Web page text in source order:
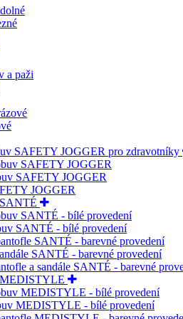
a paži
SAFETY JOGGER pro zdravotníky
SAFETY JOGGER
SAFETY JOGGER
JOGGER
SANTÉ - bílé provedení
SANTÉ - bílé provedení
SANTÉ - barevné provedení
SANTÉ - barevné provedení
a sandále SANTÉ - barevné
MEDISTYLE - bílé provedení
MEDISTYLE - bílé provedení